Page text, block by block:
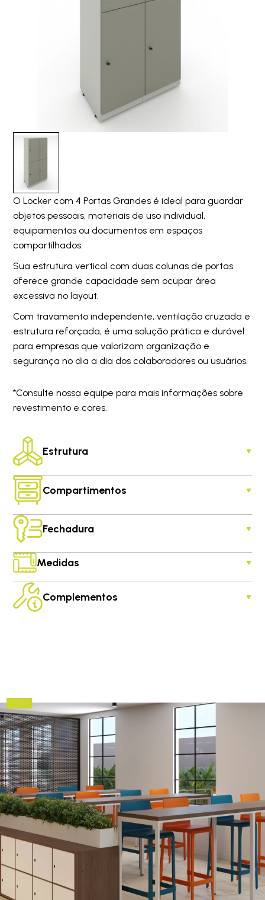
O Locker com 4 Portas Grandes é ideal para guardar
objetos pessoais, materiais de uso individual,
equipamentos ou documentos em espaços
compartilhados.
Sua estrutura vertical com duas colunas de portas
oferece grande capacidade sem ocupar área
excessiva no layout.
Com travamento independente, ventilação cruzada e
estrutura reforçada, é uma solução prática e durável
para empresas que valorizam organização e
segurança no dia a dia dos colaboradores ou usuários.
*Consulte nossa equipe para mais informações sobre
revestimento e cores.
Estrutura
Compartimentos
Fechadura
Medidas
Complementos